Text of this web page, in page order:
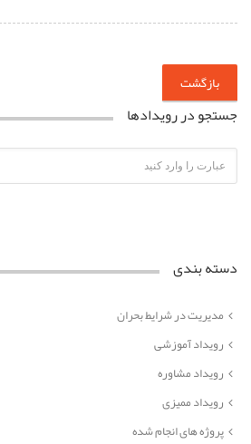
بازگشت
جستجو در رویدادها
دسته بندی
مدیریت در شرایط بحران
رویداد آموزشی
رویداد مشاوره
رویداد ممیزی
پروژه های انجام شده